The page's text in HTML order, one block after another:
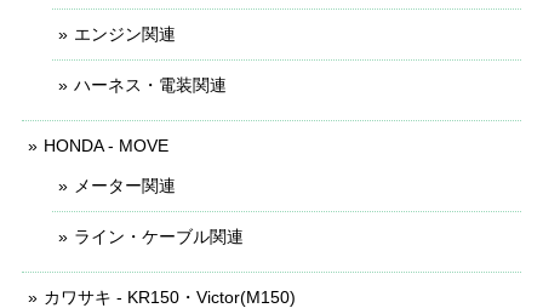
エンジン関連
ハーネス・電装関連
HONDA - MOVE
メーター関連
ライン・ケーブル関連
カワサキ - KR150・Victor(M150)